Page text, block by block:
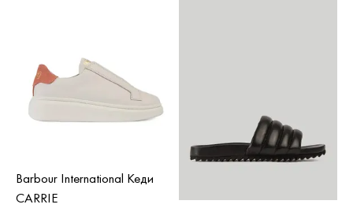
Barbour International Кеди
CARRIE